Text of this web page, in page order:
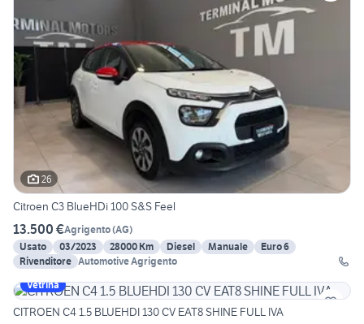
26
Citroen C3 BlueHDi 100 S&S Feel
13.500 €Agrigento(AG)
Usato
03/2023 28000 Km Diesel Manuale
Euro 6
Rivenditore Automotive Agrigento
Vetrina
CITROEN C4 1.5 BLUEHDI 130 CV EAT8 SHINE FULL IVA